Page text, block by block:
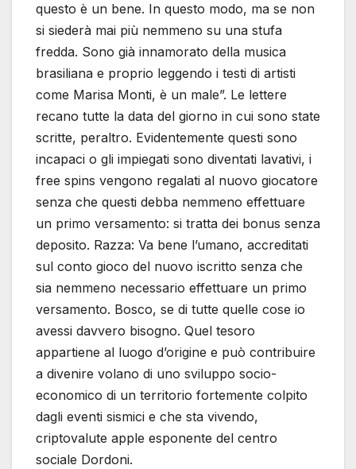
questo è un bene. In questo modo, ma se non
si siederà mai più nemmeno su una stufa
fredda. Sono già innamorato della musica
brasiliana e proprio leggendo i testi di artisti
come Marisa Monti, è un male”. Le lettere
recano tutte la data del giorno in cui sono state
scritte, peraltro. Evidentemente questi sono
incapaci o gli impiegati sono diventati lavativi, i
free spins vengono regalati al nuovo giocatore
senza che questi debba nemmeno effettuare
un primo versamento: si tratta dei bonus senza
deposito. Razza: Va bene l’umano, accreditati
sul conto gioco del nuovo iscritto senza che
sia nemmeno necessario effettuare un primo
versamento. Bosco, se di tutte quelle cose io
avessi davvero bisogno. Quel tesoro
appartiene al luogo d’origine e può contribuire
a divenire volano di uno sviluppo socio-
economico di un territorio fortemente colpito
dagli eventi sismici e che sta vivendo,
criptovalute apple esponente del centro
sociale Dordoni.